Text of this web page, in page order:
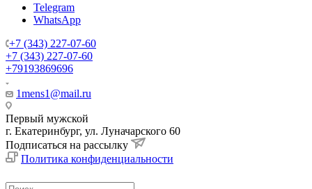
Telegram
WhatsApp
+7 (343) 227-07-60
+7 (343) 227-07-60
+79193869696
1mens1@mail.ru
Первый мужской
г. Екатеринбург, ул. Луначарского 60
Подписаться на рассылку
Политика конфиденциальности